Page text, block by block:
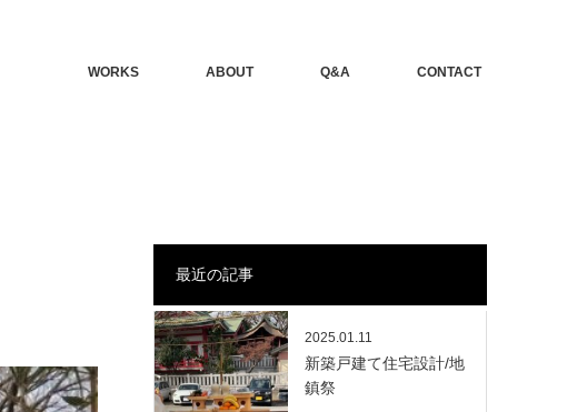
WORKS ABOUT Q&A CONTACT
最近の記事
2025.01.11
新築戸建て住宅設計/地
鎮祭